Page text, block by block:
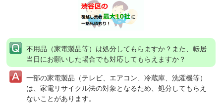
不用品（家電製品等）は処分してもらますか？ また、転居
当日にお願いした場合でも対応してもらえますか？
一部の家電製品（テレビ、エアコン、冷蔵庫、洗濯機等）
は、家電リサイクル法の対象となるため、処分してもらえ
ないことがあります。